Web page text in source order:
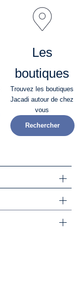
Les
boutiques
Trouvez les boutiques
Jacadi autour de chez
vous
Rechercher